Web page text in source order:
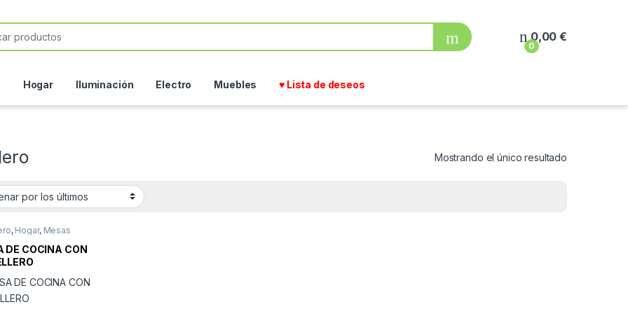
0
0,00€
Hogar Iluminación Electro Muebles ♥ Lista de deseos
Mostrando el único resultado
, Hogar, Mesas
DE COCINA CON